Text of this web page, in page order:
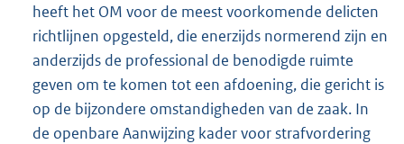
heeft het OM voor de meest voorkomende delicten
richtlijnen opgesteld, die enerzijds normerend zijn en
anderzijds de professional de benodigde ruimte
geven om te komen tot een afdoening, die gericht is
op de bijzondere omstandigheden van de zaak. In
de openbare Aanwijzing kader voor strafvordering